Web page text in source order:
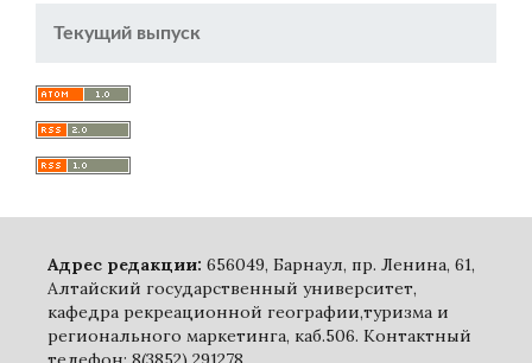
Текущий выпуск
Адрес редакции: 656049, Барнаул, пр. Ленина, 61,
Алтайский государственный университет,
кафедра рекреационной географии,туризма и
регионального маркетинга, каб.506. Контактный